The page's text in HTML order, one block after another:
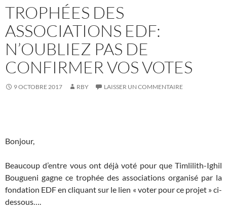
TROPHÉES DES
ASSOCIATIONS EDF:
N’OUBLIEZ PAS DE
CONFIRMER VOS VOTES
9 OCTOBRE 2017 RBY LAISSER UN COMMENTAIRE
Bonjour,
Beaucoup d’entre vous ont déjà voté pour que Timlilith-Ighil
Bougueni gagne ce trophée des associations organisé par la
fondation EDF en cliquant sur le lien « voter pour ce projet » ci-
dessous….